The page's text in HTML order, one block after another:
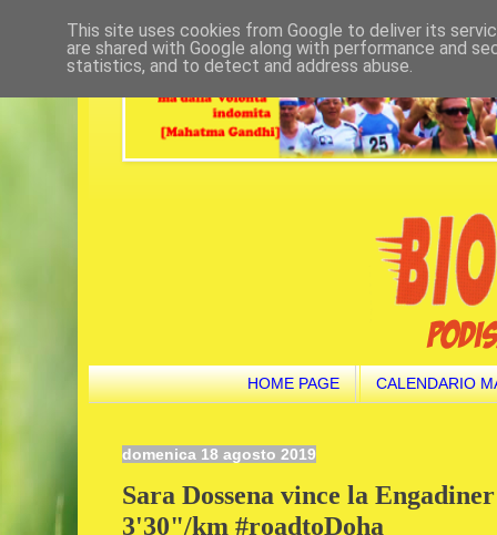
HOME PAGE CALENDARIO
domenica 18 agosto 2019
Sara Dossena vince la
3'30"/km #roadtoDoha
This site uses cookies from Google to deliver its
are shared with Google along with performance and
statistics, and to detect and address abuse.